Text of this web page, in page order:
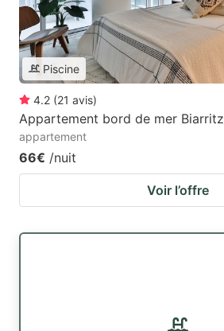
Piscine
4.2 (21 avis)
Appartement bord de mer Biarritz
appartement
66€ /nuit
Voir l’offre